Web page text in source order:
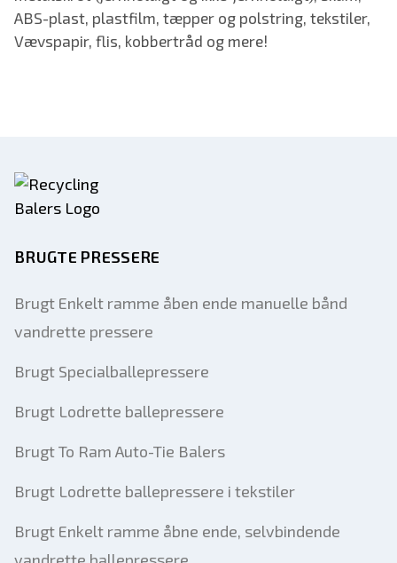
ABS-plast, plastfilm, tæpper og polstring, tekstiler,
Vævspapir, flis, kobbertråd og mere!
BRUGTE PRESSERE
Brugt Enkelt ramme åben ende manuelle bånd
vandrette pressere
Brugt Specialballepressere
Brugt Lodrette ballepressere
Brugt To Ram Auto-Tie Balers
Brugt Lodrette ballepressere i tekstiler
Brugt Enkelt ramme åbne ende, selvbindende